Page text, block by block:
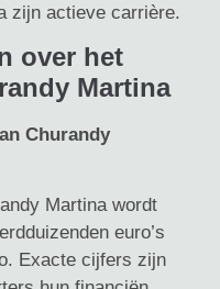
zijn actieve carrière.
over het
Martina
Churandy
Martina wordt
euro’s
Exacte cijfers zijn